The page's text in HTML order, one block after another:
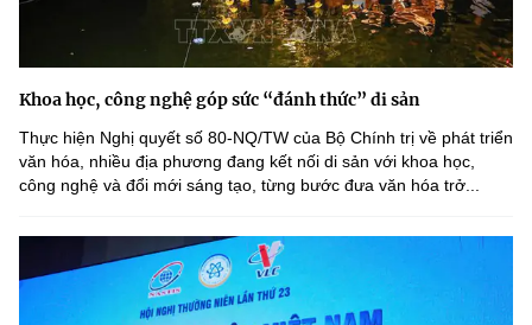
Khoa học, công nghệ góp sức “đánh thức” di sản
Thực hiện Nghị quyết số 80-NQ/TW của Bộ Chính trị về phát triển
văn hóa, nhiều địa phương đang kết nối di sản với khoa học,
công nghệ và đổi mới sáng tạo, từng bước đưa văn hóa trở...